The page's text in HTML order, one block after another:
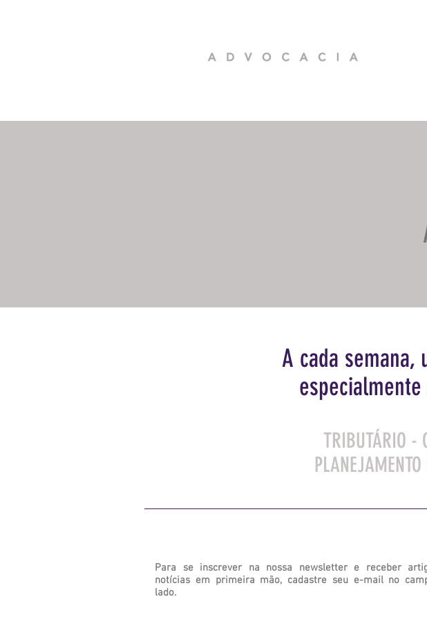
A cada semana,
TRIBUTÁRIO -
Para se inscrever na nossa newsletter e receber
notícias em primeira mão, cadastre seu e-mail no
lado.